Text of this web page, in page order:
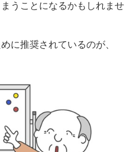
うことになるかもしれませ
に推奨されているのが、